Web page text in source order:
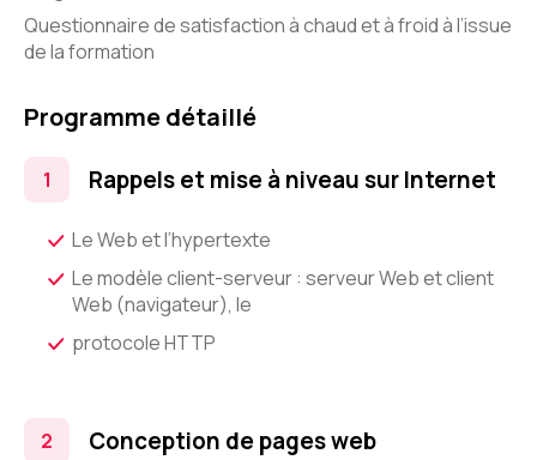
Questionnaire de satisfaction à chaud et à froid à l’issue
de la formation
Programme détaillé
Rappels et mise à niveau sur Internet
Le Web et l’hypertexte
Le modèle client-serveur : serveur Web et client
Web (navigateur), le
protocole HTTP
Conception de pages web